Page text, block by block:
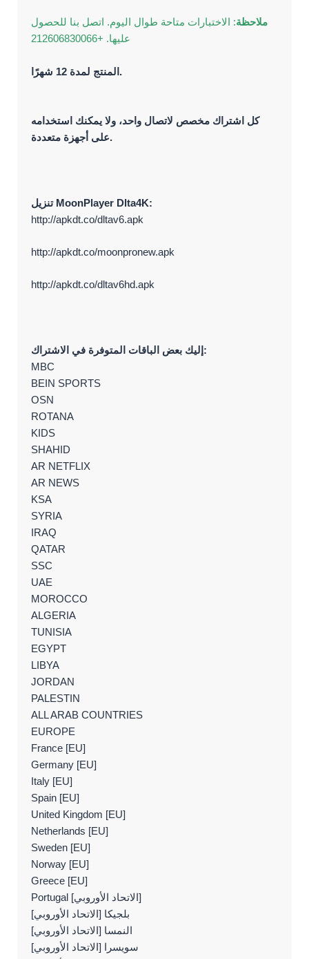
ملاحظة: الاختبارات متاحة طوال اليوم. اتصل بنا للحصول
عليها. +212606830066
المنتج لمدة 12 شهرًا.
كل اشتراك مخصص لاتصال واحد، ولا يمكنك استخدامه
على أجهزة متعددة.
تنزيل MoonPlayer Dlta4K:
http://apkdt.co/dltav6.apk
http://apkdt.co/moonpronew.apk
http://apkdt.co/dltav6hd.apk
إليك بعض الباقات المتوفرة في الاشتراك:
MBC
BEIN SPORTS
OSN
ROTANA
KIDS
SHAHID
AR NETFLIX
AR NEWS
KSA
SYRIA
IRAQ
QATAR
SSC
UAE
MOROCCO
ALGERIA
TUNISIA
EGYPT
LIBYA
JORDAN
PALESTIN
ALL ARAB COUNTRIES
EUROPE
France [EU]
Germany [EU]
Italy [EU]
Spain [EU]
United Kingdom [EU]
Netherlands [EU]
Sweden [EU]
Norway [EU]
Greece [EU]
Portugal [الاتحاد الأوروبي]
بلجيكا [الاتحاد الأوروبي]
النمسا [الاتحاد الأوروبي]
سويسرا [الاتحاد الأوروبي]